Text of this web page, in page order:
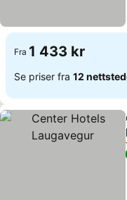
Fra 1 433 kr
Se priser fra 12